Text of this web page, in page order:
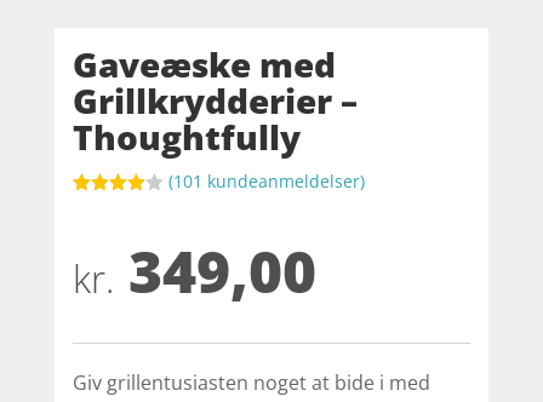
Gaveæske med
Grillkrydderier –
Thoughtfully
baseret
på
kundebed
(101 kundeanmeldelser)
kr. 349,00
Giv grillentusiasten noget at bide i med